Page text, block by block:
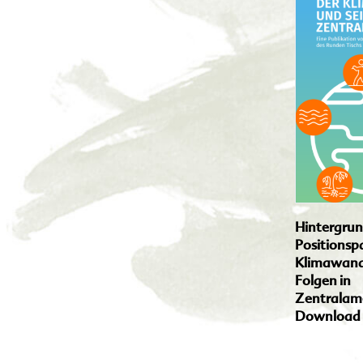
Folgen in
Download